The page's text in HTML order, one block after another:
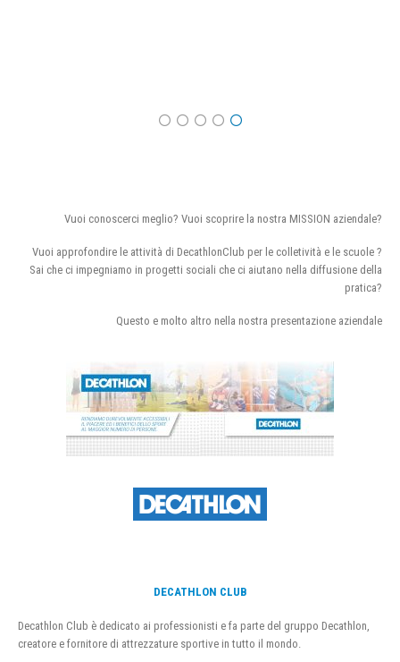
Vuoi conoscerci meglio? Vuoi scoprire la nostra MISSION aziendale?
Vuoi approfondire le attività di DecathlonClub per le colletività e le scuole ?
Sai che ci impegniamo in progetti sociali che ci aiutano nella diffusione della
pratica?
Questo e molto altro nella nostra presentazione aziendale
DECATHLON CLUB
Decathlon Club è dedicato ai professionisti e fa parte del gruppo Decathlon,
creatore e fornitore di attrezzature sportive in tutto il mondo.